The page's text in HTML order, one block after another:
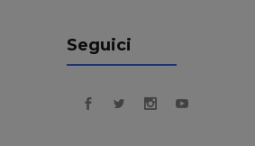
Seguici